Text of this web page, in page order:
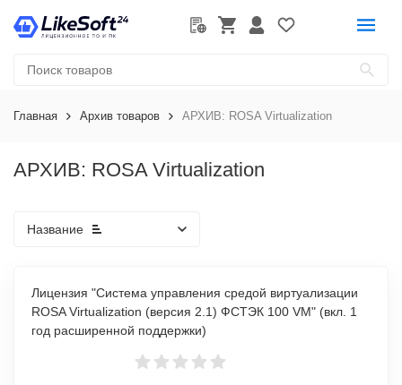
Главная Архив товаров АРХИВ: ROSA Virtualization
АРХИВ: ROSA Virtualization
Название
Лицензия "Система управления средой виртуализации
ROSA Virtualization (версия 2.1) ФСТЭК 100 VM" (вкл. 1
год расширенной поддержки)